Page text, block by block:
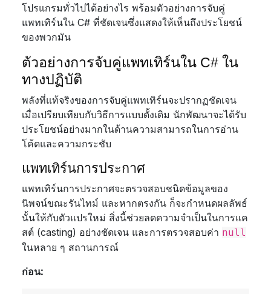
โปรแกรมทั่วไปได้อย่างไร พร้อมตัวอย่างการจับคู่
แพทเทิร์นใน C# ที่ชัดเจนซึ่งแสดงให้เห็นถึงประโยชน์
ของพวกมัน
ตัวอย่างการจับคู่แพทเทิร์นใน C# ใน
ทางปฏิบัติ
พลังที่แท้จริงของการจับคู่แพทเทิร์นจะปรากฏชัดเจน
เมื่อเปรียบเทียบกับวิธีการแบบดั้งเดิม นักพัฒนาจะได้รับ
ประโยชน์อย่างมากในด้านความสามารถในการอ่าน
โค้ดและความกระชับ
แพทเทิร์นการประกาศ
แพทเทิร์นการประกาศจะตรวจสอบชนิดข้อมูลของ
นิพจน์ขณะรันไทม์ และหากตรงกัน ก็จะกำหนดผลลัพธ์
นั้นให้กับตัวแปรใหม่ สิ่งนี้ช่วยลดความจำเป็นในการแค
สต์ (casting) อย่างชัดเจน และการตรวจสอบค่า null
ในหลาย ๆ สถานการณ์
ก่อน: